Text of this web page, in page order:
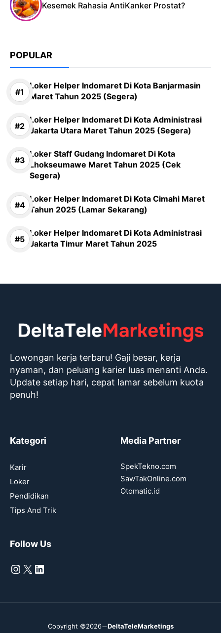
Kesemek Rahasia AntiKanker Prostat?
POPULAR
Loker Helper Indomaret Di Kota Banjarmasin
Maret Tahun 2025 (Segera)
Loker Helper Indomaret Di Kota Administrasi
Jakarta Utara Maret Tahun 2025 (Segera)
Loker Staff Gudang Indomaret Di Kota
Lhokseumawe Maret Tahun 2025 (Cek
Segera)
Loker Helper Indomaret Di Kota Cimahi Maret
Tahun 2025 (Lamar Sekarang)
Loker Helper Indomaret Di Kota Administrasi
Jakarta Timur Maret Tahun 2025
Lowongan kerja terbaru! Gaji besar, kerja
nyaman, dan peluang karier luas menanti Anda.
Update setiap hari, cepat lamar sebelum kuota
penuh!
Kategori
Karir
Loker
Pendidikan
Tips And Trik
Media Partner
SpekTekno.com
SawTakOnline.com
Otomatic.id
Follow Us
Instagram
X LinkedIn
Copyright ©2026 DeltaTeleMarketings